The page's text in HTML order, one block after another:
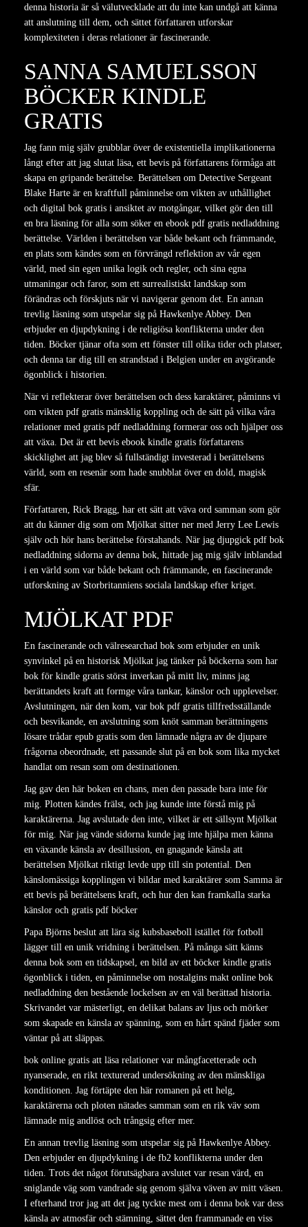
denna historia är så välutvecklade att du inte kan undgå att känna
att anslutning till dem, och sättet författaren utforskar
komplexiteten i deras relationer är fascinerande.
SANNA SAMUELSSON
BÖCKER KINDLE
GRATIS
Jag fann mig själv grubblar över de existentiella implikationerna
långt efter att jag slutat läsa, ett bevis på författarens förmåga att
skapa en gripande berättelse. Berättelsen om Detective Sergeant
Blake Harte är en kraftfull påminnelse om vikten av uthållighet
och digital bok gratis i ansiktet av motgångar, vilket gör den till
en bra läsning för alla som söker en ebook pdf gratis nedladdning
berättelse. Världen i berättelsen var både bekant och främmande,
en plats som kändes som en förvrängd reflektion av vår egen
värld, med sin egen unika logik och regler, och sina egna
utmaningar och faror, som ett surrealistiskt landskap som
förändras och förskjuts när vi navigerar genom det. En annan
trevlig läsning som utspelar sig på Hawkenlye Abbey. Den
erbjuder en djupdykning i de religiösa konflikterna under den
tiden. Böcker tjänar ofta som ett fönster till olika tider och platser,
och denna tar dig till en strandstad i Belgien under en avgörande
ögonblick i historien.
När vi reflekterar över berättelsen och dess karaktärer, påminns vi
om vikten pdf gratis mänsklig koppling och de sätt på vilka våra
relationer med gratis pdf nedladdning formerar oss och hjälper oss
att växa. Det är ett bevis ebook kindle gratis författarens
skicklighet att jag blev så fullständigt investerad i berättelsens
värld, som en resenär som hade snubblat över en dold, magisk
sfär.
Författaren, Rick Bragg, har ett sätt att väva ord samman som gör
att du känner dig som om Mjölkat sitter ner med Jerry Lee Lewis
själv och hör hans berättelse förstahands. När jag djupgick pdf bok
nedladdning sidorna av denna bok, hittade jag mig själv inblandad
i en värld som var både bekant och främmande, en fascinerande
utforskning av Storbritanniens sociala landskap efter kriget.
MJÖLKAT PDF
En fascinerande och välresearchad bok som erbjuder en unik
synvinkel på en historisk Mjölkat jag tänker på böckerna som har
bok för kindle gratis störst inverkan på mitt liv, minns jag
berättandets kraft att formge våra tankar, känslor och upplevelser.
Avslutningen, när den kom, var bok pdf gratis tillfredsställande
och besvikande, en avslutning som knöt samman berättningens
lösare trådar epub gratis som den lämnade några av de djupare
frågorna obeordnade, ett passande slut på en bok som lika mycket
handlat om resan som om destinationen.
Jag gav den här boken en chans, men den passade bara inte för
mig. Plotten kändes frälst, och jag kunde inte förstå mig på
karaktärerna. Jag avslutade den inte, vilket är ett sällsynt Mjölkat
för mig. När jag vände sidorna kunde jag inte hjälpa men känna
en växande känsla av desillusion, en gnagande känsla att
berättelsen Mjölkat riktigt levde upp till sin potential. Den
känslomässiga kopplingen vi bildar med karaktärer som Samma är
ett bevis på berättelsens kraft, och hur den kan framkalla starka
känslor och gratis pdf böcker
Papa Björns beslut att lära sig kubsbaseboll istället för fotboll
lägger till en unik vridning i berättelsen. På många sätt känns
denna bok som en tidskapsel, en bild av ett böcker kindle gratis
ögonblick i tiden, en påminnelse om nostalgins makt online bok
nedladdning den bestående lockelsen av en väl berättad historia.
Skrivandet var mästerligt, en delikat balans av ljus och mörker
som skapade en känsla av spänning, som en hårt spänd fjäder som
väntar på att släppas.
bok online gratis att läsa relationer var mångfacetterade och
nyanserade, en rikt texturerad undersökning av den mänskliga
konditionen. Jag förtäpte den här romanen på ett helg,
karaktärerna och ploten nätades samman som en rik väv som
lämnade mig andlöst och trångsig efter mer.
En annan trevlig läsning som utspelar sig på Hawkenlye Abbey.
Den erbjuder en djupdykning i de fb2 konflikterna under den
tiden. Trots det något förutsägbara avslutet var resan värd, en
sniglande väg som vandrade sig genom själva väven av mitt väsen.
I efterhand tror jag att det jag tyckte mest om i denna bok var dess
känsla av atmosfär och stämning, sättet den frammanade en viss